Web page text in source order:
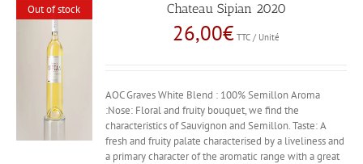
Out of stock Chateau Sipian 2020
26,00€ TTC / Unité
AOC Graves White Blend : 100% Semillon Aroma
:Nose: Floral and fruity bouquet, we find the
characteristics of Sauvignon and Semillon. Taste: A
fresh and fruity palate characterised by a liveliness and
a primary character of the aromatic range with a great